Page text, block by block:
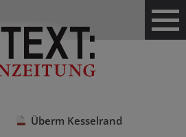
Überm Kesselrand